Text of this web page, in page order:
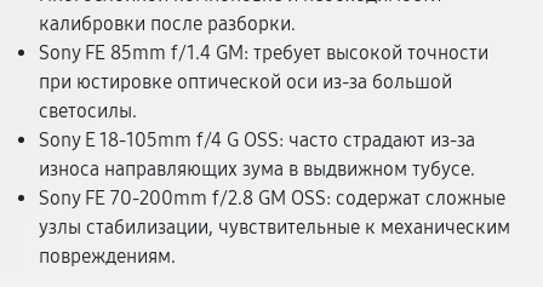
калибровки после разборки.
Sony FE 85mm f/1.4 GM: требует высокой точности
при юстировке оптической оси из-за большой
светосилы.
Sony E 18-105mm f/4 G OSS: часто страдают из-за
износа направляющих зума в выдвижном тубусе.
Sony FE 70-200mm f/2.8 GM OSS: содержат сложные
узлы стабилизации, чувствительные к механическим
повреждениям.